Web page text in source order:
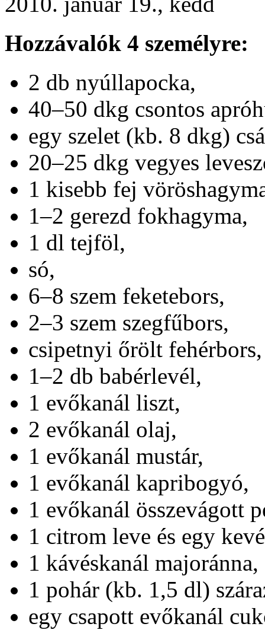
Hozzávalók 4 személyre:
2 db nyúllapocka,
40–50 dkg csontos
egy szelet (kb. 8 dkg)
20–25 dkg vegyes
1 kisebb fej
1–2 gerezd fokhagyma,
1 dl tejföl,
só,
6–8 szem feketebors,
2–3 szem szegfűbors,
csipetnyi őrölt fehérbors,
1–2 db babérlevél,
1 evőkanál liszt,
2 evőkanál olaj,
1 evőkanál mustár,
1 evőkanál kapribogyó,
1 evőkanál összevágott
1 citrom leve és egy
1 kávéskanál majoránna,
1 pohár (kb. 1,5 dl)
egy csapott evőkanál